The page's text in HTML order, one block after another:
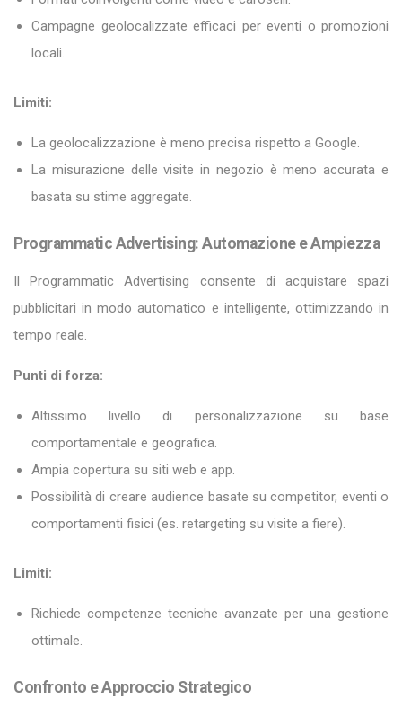
Campagne geolocalizzate efficaci per eventi o promozioni
locali.
Limiti:
La geolocalizzazione è meno precisa rispetto a Google.
La misurazione delle visite in negozio è meno accurata e
basata su stime aggregate.
Programmatic Advertising: Automazione e Ampiezza
Il Programmatic Advertising consente di acquistare spazi
pubblicitari in modo automatico e intelligente, ottimizzando in
tempo reale.
Punti di forza:
Altissimo livello di personalizzazione su base
comportamentale e geografica.
Ampia copertura su siti web e app.
Possibilità di creare audience basate su competitor, eventi o
comportamenti fisici (es. retargeting su visite a fiere).
Limiti:
Richiede competenze tecniche avanzate per una gestione
ottimale.
Confronto e Approccio Strategico